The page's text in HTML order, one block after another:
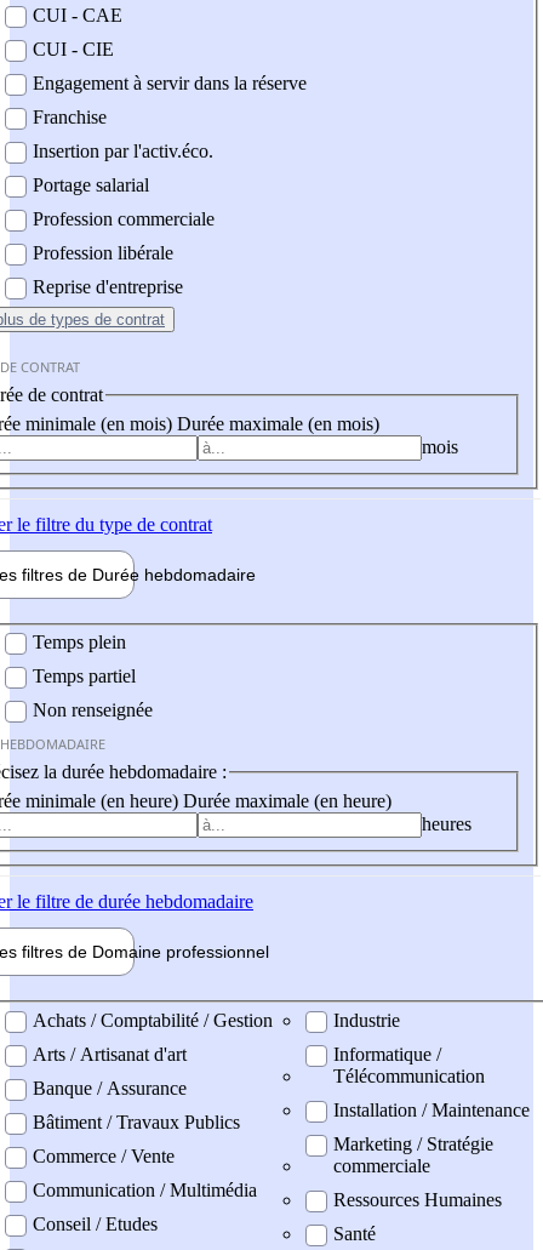
CUI - CAE
CUI - CIE
Engagement à servir dans la réserve
Franchise
Insertion par l'activ.éco.
Portage salarial
Profession commerciale
Profession libérale
Reprise d'entreprise
de types de contrat
CONTRAT
de contrat
minimale (en mois) Durée maximale (en mois)
mois
le filtre du type de contrat
filtres de Durée hebdomadaire
Temps plein
Temps partiel
Non renseignée
la durée hebdomadaire :
minimale (en heure) Durée maximale (en heure)
heures
le filtre de durée hebdomadaire
filtres de Domaine professionnel
professionel
Achats / Comptabilité / Gestion
Arts / Artisanat d'art
Banque / Assurance
Bâtiment / Travaux Publics
Commerce / Vente
Communication / Multimédia
Conseil / Etudes
Industrie
Informatique /
Télécommunication
Installation / Maintenance
Marketing / Stratégie
commerciale
Ressources Humaines
Santé